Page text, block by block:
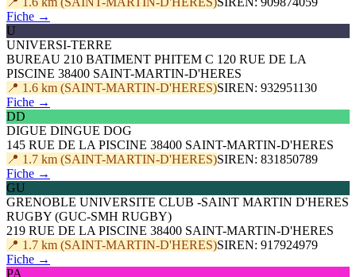
Fiche →
U
UNIVERSI-TERRE
BUREAU 210 BATIMENT PHITEM C 120 RUE DE LA
PISCINE 38400 SAINT-MARTIN-D'HERES
📍 1.6 km (SAINT-MARTIN-D'HERES)SIREN: 932951130
Fiche →
DD
DIGUE DINGUE DOG
145 RUE DE LA PISCINE 38400 SAINT-MARTIN-D'HERES
📍 1.7 km (SAINT-MARTIN-D'HERES)SIREN: 831850789
Fiche →
GU
GRENOBLE UNIVERSITE CLUB -SAINT MARTIN D'HERES
RUGBY (GUC-SMH RUGBY)
219 RUE DE LA PISCINE 38400 SAINT-MARTIN-D'HERES
📍 1.7 km (SAINT-MARTIN-D'HERES)SIREN: 917924979
Fiche →
PA